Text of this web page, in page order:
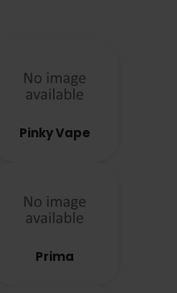
Pinky Vape
Prima